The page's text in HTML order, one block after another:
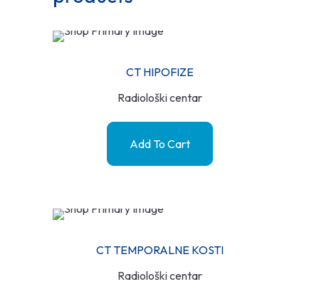
CT HIPOFIZE
Radiološki centar
Add To Cart
CT TEMPORALNE KOSTI
Radiološki centar